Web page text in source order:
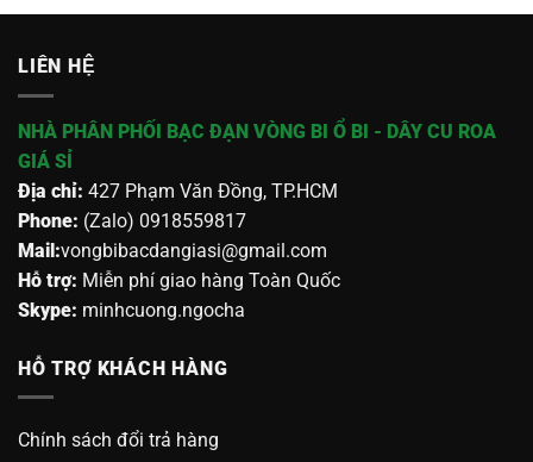
LIÊN HỆ
NHÀ PHÂN PHỐI BẠC ĐẠN VÒNG BI Ổ BI - DÂY CU ROA
GIÁ SỈ
Địa chỉ: 427 Phạm Văn Đồng, TP.HCM
Phone: (Zalo) 0918559817
Mail:vongbibacdangiasi@gmail.com
Hỗ trợ: Miễn phí giao hàng Toàn Quốc
Skype: minhcuong.ngocha
HỖ TRỢ KHÁCH HÀNG
Chính sách đổi trả hàng